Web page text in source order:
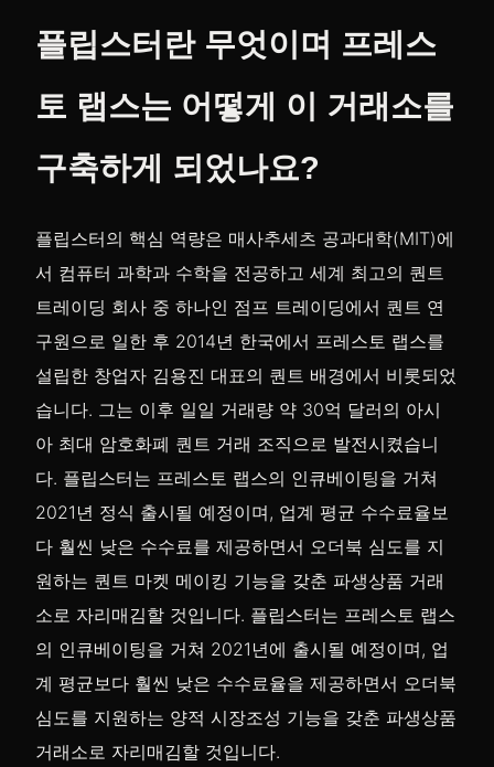
플립스터란 무엇이며 프레스
토 랩스는 어떻게 이 거래소를
구축하게 되었나요?
플립스터의 핵심 역량은 매사추세츠 공과대학(MIT)에
서 컴퓨터 과학과 수학을 전공하고 세계 최고의 퀀트
트레이딩 회사 중 하나인 점프 트레이딩에서 퀀트 연
구원으로 일한 후 2014년 한국에서 프레스토 랩스를
설립한 창업자 김용진 대표의 퀀트 배경에서 비롯되었
습니다. 그는 이후 일일 거래량 약 30억 달러의 아시
아 최대 암호화폐 퀀트 거래 조직으로 발전시켰습니
다. 플립스터는 프레스토 랩스의 인큐베이팅을 거쳐
2021년 정식 출시될 예정이며, 업계 평균 수수료율보
다 훨씬 낮은 수수료를 제공하면서 오더북 심도를 지
원하는 퀀트 마켓 메이킹 기능을 갖춘 파생상품 거래
소로 자리매김할 것입니다. 플립스터는 프레스토 랩스
의 인큐베이팅을 거쳐 2021년에 출시될 예정이며, 업
계 평균보다 훨씬 낮은 수수료율을 제공하면서 오더북
심도를 지원하는 양적 시장조성 기능을 갖춘 파생상품
거래소로 자리매김할 것입니다.